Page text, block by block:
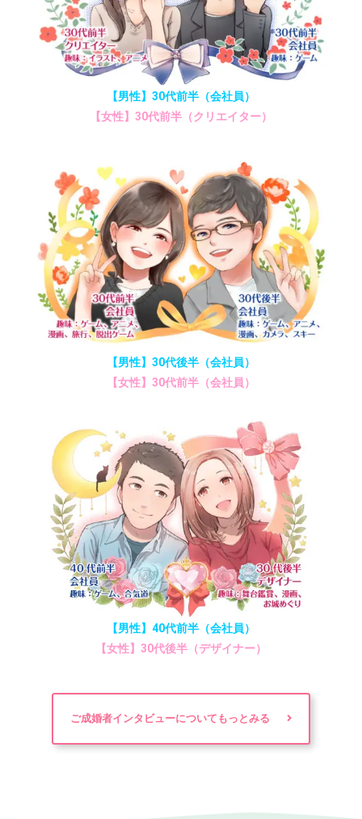
【男性】30代前半（会社員）
【女性】30代前半（クリエイター）
【男性】30代後半（会社員）
【女性】30代前半（会社員）
【男性】40代前半（会社員）
【女性】30代後半（デザイナー）
ご成婚者インタビューについてもっとみる